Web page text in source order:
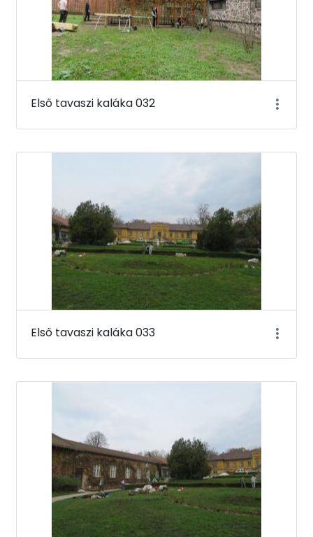
Első tavaszi kaláka 032
Első tavaszi kaláka 033